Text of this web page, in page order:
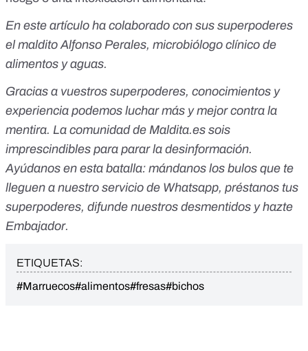
En este artículo ha colaborado con sus superpoderes
el maldito Alfonso Perales, microbiólogo clínico de
alimentos y aguas.
Gracias a vuestros superpoderes, conocimientos y
experiencia podemos luchar más y mejor contra la
mentira. La comunidad de Maldita.es sois
imprescindibles para parar la desinformación.
Ayúdanos en esta batalla: mándanos los bulos que te
lleguen a nuestro servicio de Whatsapp, préstanos tus
superpoderes, difunde nuestros desmentidos yhazte
Embajador.
ETIQUETAS:
#Marruecos#alimentos#fresas#bichos